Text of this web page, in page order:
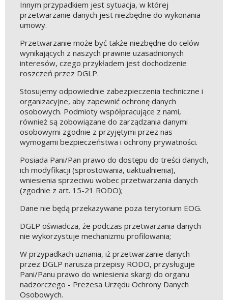
Innym przypadkiem jest sytuacja, w której
przetwarzanie danych jest niezbędne do wykonania
umowy.
Przetwarzanie może być także niezbędne do celów
wynikających z naszych prawnie uzasadnionych
interesów, czego przykładem jest dochodzenie
roszczeń przez DGLP.
Stosujemy odpowiednie zabezpieczenia techniczne i
organizacyjne, aby zapewnić ochronę danych
osobowych. Podmioty współpracujące z nami,
również są zobowiązane do zarządzania danymi
osobowymi zgodnie z przyjętymi przez nas
wymogami bezpieczeństwa i ochrony prywatności.
Posiada Pani/Pan prawo do dostępu do treści danych,
ich modyfikacji (sprostowania, uaktualnienia),
wniesienia sprzeciwu wobec przetwarzania danych
(zgodnie z art. 15-21 RODO);
Dane nie będą przekazywane poza terytorium EOG.
DGLP oświadcza, że podczas przetwarzania danych
nie wykorzystuje mechanizmu profilowania;
W przypadkach uznania, iż przetwarzanie danych
przez DGLP narusza przepisy RODO, przysługuje
Pani/Panu prawo do wniesienia skargi do organu
nadzorczego - Prezesa Urzędu Ochrony Danych
Osobowych.